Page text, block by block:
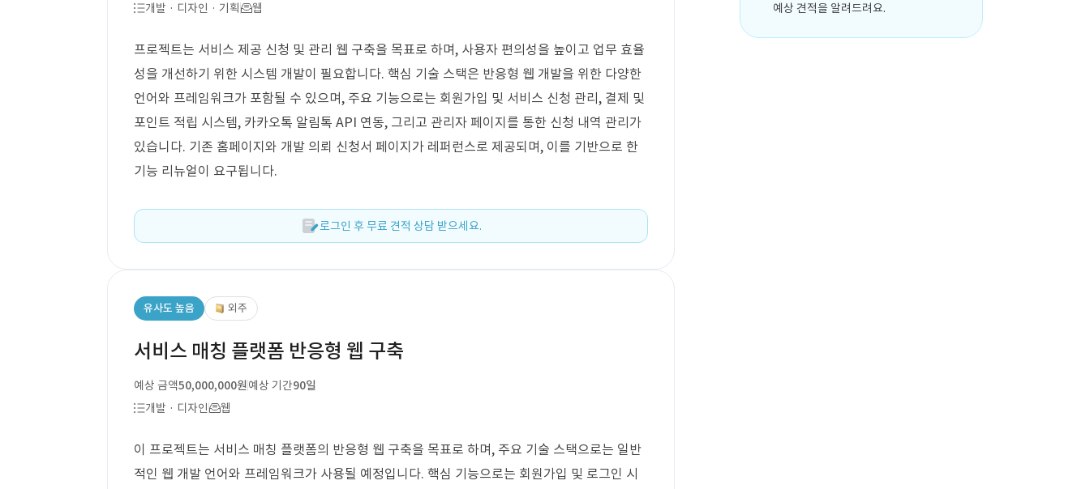
개발 · 디자인 · 기획
웹
프로젝트는 서비스 제공 신청 및 관리 웹 구축을 목표로 하며, 사용자 편의성을 높이고 업무 효율
성을 개선하기 위한 시스템 개발이 필요합니다. 핵심 기술 스택은 반응형 웹 개발을 위한 다양한
언어와 프레임워크가 포함될 수 있으며, 주요 기능으로는 회원가입 및 서비스 신청 관리, 결제 및
포인트 적립 시스템, 카카오톡 알림톡 API 연동, 그리고 관리자 페이지를 통한 신청 내역 관리가
있습니다. 기존 홈페이지와 개발 의뢰 신청서 페이지가 레퍼런스로 제공되며, 이를 기반으로 한
기능 리뉴얼이 요구됩니다.
로그인 후 무료 견적 상담 받으세요.
유사도 높음 외주
서비스 매칭 플랫폼 반응형 웹 구축
예상 금액50,000,000원예상 기간90일
개발 · 디자인
웹
이 프로젝트는 서비스 매칭 플랫폼의 반응형 웹 구축을 목표로 하며, 주요 기술 스택으로는 일반
적인 웹 개발 언어와 프레임워크가 사용될 예정입니다. 핵심 기능으로는 회원가입 및 로그인 시
예상 견적을 알려드려요.